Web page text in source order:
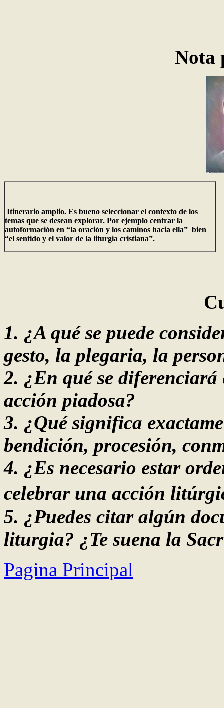
Nota
Itinerario amplio. Es bueno seleccionar el contexto de los
temas que se desean explorar. Por ejemplo centrar la
autoformación en “la oración y los caminos hacia ella” bien
“el sentido y el valor de la liturgia cristiana”.
Cuestionario
1. ¿A qué se puede
gesto, la plegaria, la
2. ¿En qué se
acción piadosa?
3. ¿Qué significa
bendición, procesión,
4. ¿Es necesario estar
celebrar una acción
5. ¿Puedes citar algún
liturgia? ¿Te suena la
Pagina Principal